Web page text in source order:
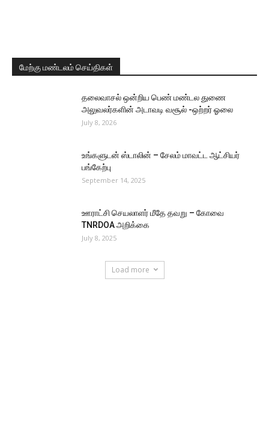
மேற்கு மண்டலம் செய்திகள்
தலைவாசல் ஒன்றிய பெண் மண்டல துணை
அலுவலர்களின் அடாவடி வசூல் -ஒற்றர் ஓலை
July 8, 2026
உங்களுடன் ஸ்டாலின் – சேலம் மாவட்ட ஆட்சியர்
பங்கேற்பு
September 14, 2025
ஊராட்சி செயலாளர் மீதே தவறு – கோவை
TNRDOA அறிக்கை
July 8, 2025
Load more